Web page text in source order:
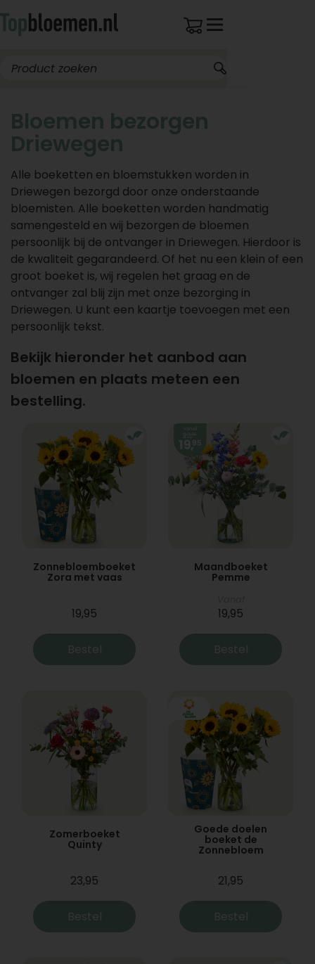
Bloemen bezorgen
Driewegen
Alle boeketten en bloemstukken worden in
Driewegen bezorgd door onze onderstaande
bloemisten. Alle boeketten worden handmatig
samengesteld en wij bezorgen de bloemen
persoonlijk bij de ontvanger in Driewegen. Hierdoor is
de kwaliteit gegarandeerd. Of het nu een klein of een
groot boeket is, wij regelen het graag en de
ontvanger zal blij zijn met onze bezorging in
Driewegen. U kunt een kaartje toevoegen met een
persoonlijk tekst.
Bekijk hieronder het aanbod aan
bloemen en plaats meteen een
bestelling.
Zonnebloemboeket
Zora met vaas
19,95
Bestel
Maandboeket
Pemme
19,95
Bestel
Zomerboeket
Quinty
23,95
Bestel
Goede doelen
boeket de
Zonnebloem
21,95
Bestel